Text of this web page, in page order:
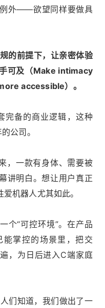
外——欲望同样要做具
的前提下，让亲密体验
可及（Make intimacy
accessible）。
完备的商业逻辑，这种
公司。
，一款有身体、需要被
讲明白。想让用户真正
机器人尤其如此。
个“可控环境”。在产品
掌控的场景里，把交
，为日后进入C端家庭
们知道，我们做出了一